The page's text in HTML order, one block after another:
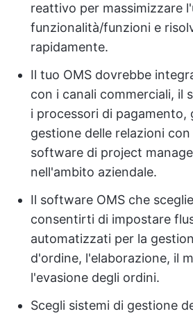
reattivo per massimizzare
funzionalità/funzioni e
rapidamente.
Il tuo OMS dovrebbe
con i canali commerciali, il
i processori di pagamento,
gestione delle relazioni
software di project
nell'ambito aziendale.
Il software OMS che
consentirti di impostare
automatizzati per la
d'ordine, l'elaborazione, il
l'evasione degli ordini.
Scegli sistemi di gestione